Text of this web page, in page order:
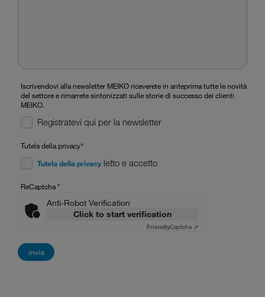
Iscrivendovi alla newsletter MEIKO riceverete in anteprima tutte le novità
del settore e rimarrete sintonizzati sulle storie di successo dei clienti
MEIKO.
Registratevi qui per la newsletter
Tutela della privacy*
Tutela della privacy letto e accetto
ReCaptcha*
Anti-Robot Verification
Click to start verification
FriendlyCaptcha ⇗